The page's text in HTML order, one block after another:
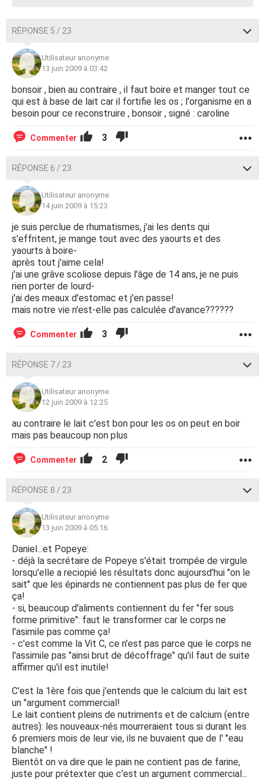
RÉPONSE 5 / 23
Utilisateur anonyme
13 juin 2009 à 03:42
bonsoir , bien au contraire , il faut boire et manger tout ce
qui est à base de lait car il fortifie les os ; l'organisme en a
besoin pour ce reconstruire , bonsoir , signé : caroline
Commenter 3
RÉPONSE 6 / 23
Utilisateur anonyme
14 juin 2009 à 15:23
je suis perclue de rhumatismes, j'ai les dents qui
s'effritent, je mange tout avec des yaourts et des
yaourts à boire-
après tout j'aime cela!
j'ai une grâve scoliose depuis l'âge de 14 ans, je ne puis
rien porter de lourd-
j'ai des meaux d'estomac et j'en passe!
mais notre vie n'est-elle pas calculée d'avance??????
Commenter 3
RÉPONSE 7 / 23
Utilisateur anonyme
12 juin 2009 à 12:25
au contraire le lait c'est bon pour les os on peut en boir
mais pas beaucoup non plus
Commenter 2
RÉPONSE 8 / 23
Utilisateur anonyme
13 juin 2009 à 05:16
Daniel...et Popeye:
- déjà la secrétaire de Popeye s'était trompée de virgule
lorsqu'elle a reciopié les résultats donc aujoursd'hui "on le
sait" que les épinards ne contiennent pas plus de fer que
ça!
- si, beaucoup d'aliments contiennent du fer "fer sous
forme primitive": faut le transformer car le corps ne
l'asimile pas comme ça!
- c'est comme la Vit C, ce n'est pas parce que le corps ne
l'assimile pas "ainsi brut de décoffrage" qu'il faut de suite
affirmer qu'il est inutile!
C'est la 1ère fois que j'entends que le calcium du lait est
un "argument commercial!
Le lait contient pleins de nutriments et de calcium (entre
autres): les nouveaux-nés mourreraient tous si durant les
6 premiers mois de leur vie, ils ne buvaient que de l' "eau
blanche" !
Bientôt on va dire que le pain ne contient pas de farine,
juste pour prétexter que c'est un argument commercial...